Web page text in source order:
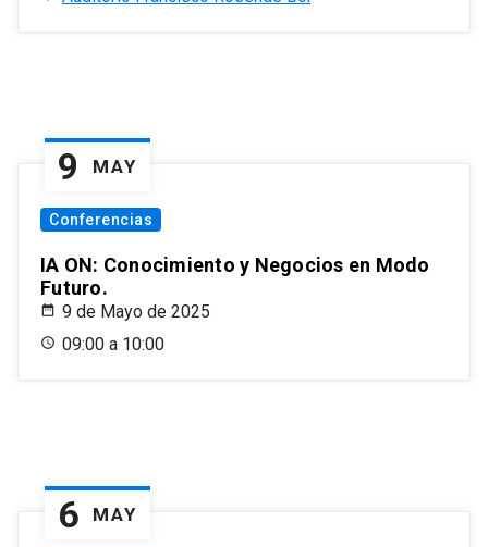
9 MAY
Conferencias
IA ON: Conocimiento y Negocios en Modo
Futuro.
9 de Mayo de 2025
09:00 a 10:00
6 MAY